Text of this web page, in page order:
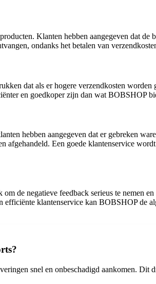
Klanten hebben aangegeven dat
ondanks het betalen van
dat als er hogere verzendkosten
en goedkoper zijn dan wat BOBSHOP
hebben aangegeven dat er gebreken
Een goede klantenservice
de negatieve feedback serieus te nemen
klantenservice kan BOBSHOP de
snel en onbeschadigd aankomen. Dit